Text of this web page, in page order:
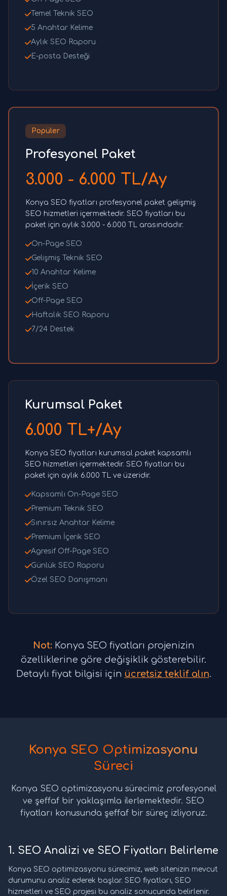
Temel Teknik SEO
5 Anahtar Kelime
Aylık SEO Raporu
E-posta Desteği
Popüler
Profesyonel Paket
3.000 - 6.000 TL/Ay
Konya SEO fiyatları profesyonel paket gelişmiş
SEO hizmetleri içermektedir. SEO fiyatları bu
paket için aylık 3.000 - 6.000 TL arasındadır.
On-Page SEO
Gelişmiş Teknik SEO
10 Anahtar Kelime
İçerik SEO
Off-Page SEO
Haftalık SEO Raporu
7/24 Destek
Kurumsal Paket
6.000 TL+/Ay
Konya SEO fiyatları kurumsal paket kapsamlı
SEO hizmetleri içermektedir. SEO fiyatları bu
paket için aylık 6.000 TL ve üzeridir.
Kapsamlı On-Page SEO
Premium Teknik SEO
Sınırsız Anahtar Kelime
Premium İçerik SEO
Agresif Off-Page SEO
Günlük SEO Raporu
Özel SEO Danışmanı
Not:Konya SEO fiyatları projenizin
özelliklerine göre değişiklik gösterebilir.
Detaylı fiyat bilgisi için ücretsiz teklif alın.
Konya SEO Optimizasyonu
Süreci
Konya SEO optimizasyonu sürecimiz profesyonel
ve şeffaf bir yaklaşımla ilerlemektedir. SEO
fiyatları konusunda şeffaf bir süreç izliyoruz.
1. SEO Analizi ve SEO Fiyatları Belirleme
Konya SEO optimizasyonu sürecimiz, web sitenizin mevcut
durumunu analiz ederek başlar. SEO fiyatları, SEO
hizmetleri ve SEO projesi bu analiz sonucunda belirlenir.